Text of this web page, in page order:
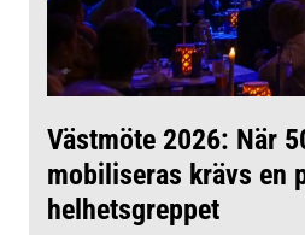
Västmöte 2026: När
mobiliseras krävs en
helhetsgreppet